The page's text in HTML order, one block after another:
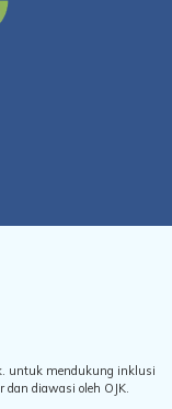
untuk mendukung inklusi
diawasi oleh OJK.